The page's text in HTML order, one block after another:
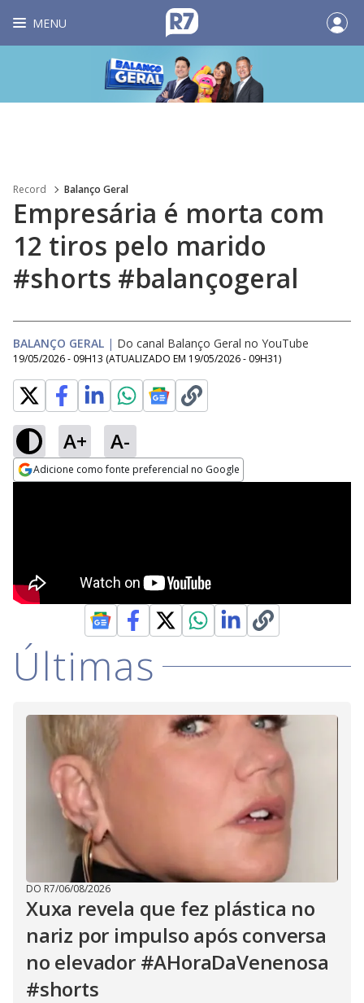
MENU
Record Balanço Geral
Empresária é morta com
12 tiros pelo marido
#shorts #balançogeral
BALANÇO GERAL | Do canal Balanço Geral no YouTube
19/05/2026 - 09H13 (ATUALIZADO EM 19/05/2026 - 09H31)
A+ A-
Adicione como fonte preferencial no Google
Últimas
DO R7/06/08/2026
Xuxa revela que fez plástica no
nariz por impulso após conversa
no elevador #AHoraDaVenenosa
#shorts